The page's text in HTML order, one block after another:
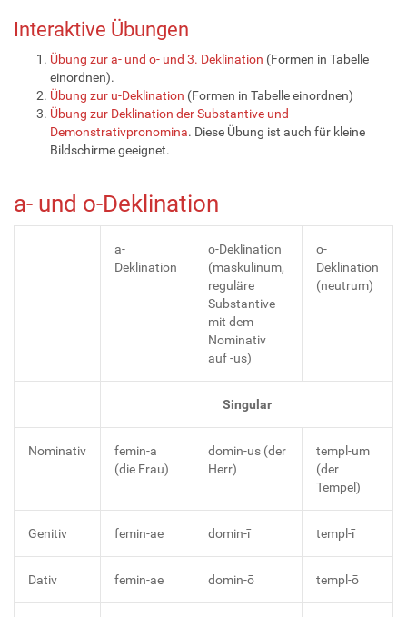
Interaktive Übungen
Übung zur a- und o- und 3. Deklination (Formen in Tabelle
einordnen).
Übung zur u-Deklination (Formen in Tabelle einordnen)
Übung zur Deklination der Substantive und
Demonstrativpronomina. Diese Übung ist auch für kleine
Bildschirme geeignet.
a- und o-Deklination
a-
Deklination
o-Deklination
(maskulinum,
reguläre
Substantive
mit dem
Nominativ
auf -us)
o-
Deklination
(neutrum)
Singular
Nominativ
femin-a
(die Frau)
domin-us (der
Herr)
templ-um
(der
Tempel)
Genitiv femin-ae domin-ī templ-ī
Dativ femin-ae domin-ō templ-ō